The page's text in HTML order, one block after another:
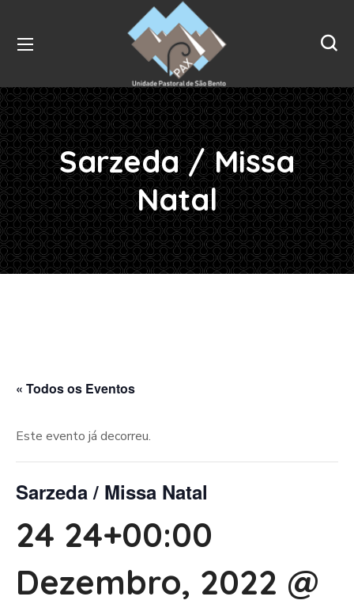
Sarzeda / Missa
Natal
« Todos os Eventos
Este evento já decorreu.
Sarzeda / Missa Natal
24 24+00:00
Dezembro, 2022 @